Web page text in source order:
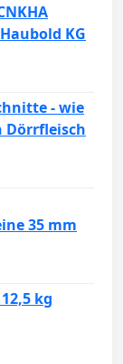
KG
- wie
Dörrfleisch
35 mm
kg